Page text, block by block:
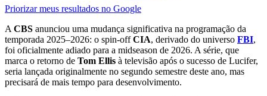
Priorizar meus resultados no Google
A CBS anunciou uma mudança significativa na programação da
temporada 2025–2026: o spin-offCIA, derivado do universo FBI,
foi oficialmente adiado para a midseason de 2026. A série, que
marca o retorno de Tom Ellis à televisão após o sucesso de Lucifer,
seria lançada originalmente no segundo semestre deste ano, mas
precisará de mais tempo para desenvolvimento.